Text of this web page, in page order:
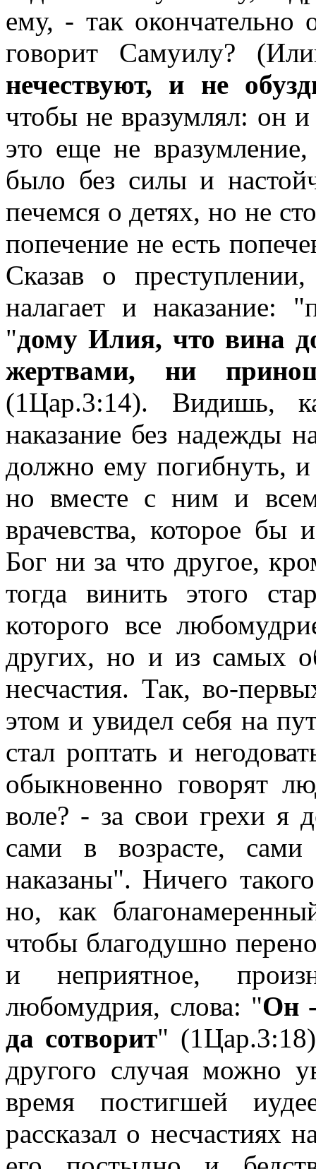
ему, - так
говорит Самуилу?
нечествуют, и не
чтобы не вразумлял: он
это еще не
было без силы и
печемся о детях, но не
попечение не есть
Сказав о
налагает и наказание:
"дому Илия, что вина
жертвами, ни
(1Цар.3:14). Видишь,
наказание без надежды
должно ему погибнуть,
но вместе с ним и
врачевства, которое
Бог ни за что другое,
тогда винить этого
которого все
других, но и из самых
несчастия. Так, во-
этом и увидел себя на
стал роптать и
обыкновенно говорят
воле? - за свои грехи я
сами в возрасте,
наказаны". Ничего
но, как
чтобы благодушно
и неприятное,
любомудрия, слова: "Он
да сотворит"
другого случая можно
время постигшей
рассказал о несчастиях